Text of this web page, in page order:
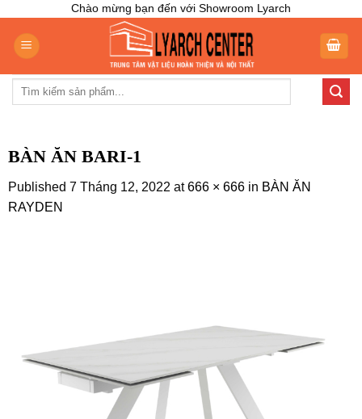
content
Chào mừng bạn đến với Showroom Lyarch
Tìm
BÀN ĂN BARI-1
Published 7 Tháng 12, 2022 at666 × 666 in BÀN ĂN
RAYDEN